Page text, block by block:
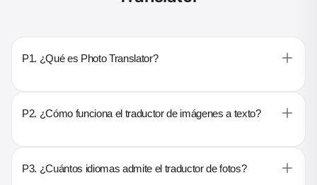
P1. ¿Qué es Photo Translator?
P2. ¿Cómo funciona el traductor de imágenes a texto?
P3. ¿Cuántos idiomas admite el traductor de fotos?